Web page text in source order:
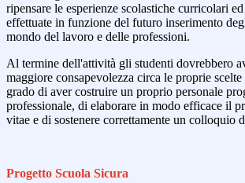
ripensare le esperienze scolastiche curricolari
effettuate in funzione del futuro inserimento
mondo del lavoro e delle professioni.
Al termine dell'attività gli studenti dovrebbero
maggiore consapevolezza circa le proprie scelte
grado di aver costruire un proprio personale
professionale, di elaborare in modo efficace il
vitae e di sostenere correttamente un colloquio
Progetto Scuola Sicura